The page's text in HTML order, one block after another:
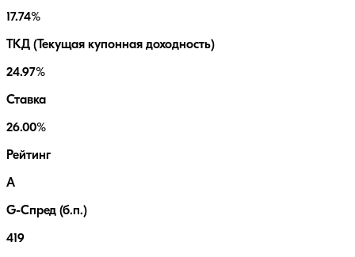
17.74%
ТКД (Текущая купонная доходность)
24.97%
Ставка
26.00%
Рейтинг
A
G-Спред (б.п.)
419